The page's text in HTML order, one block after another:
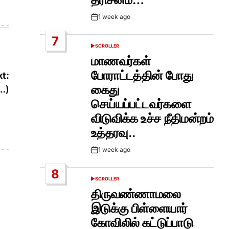
Post1 week ago
7
POSTED
SCROLLER
மாணவர்கள்
போராட்டத்தின் போது
கைது
செய்யப்பட்டவர்களை
விடுவிக்க உச்ச நீதிமன்றம்
உத்தரவு..
Post1 week ago
8
POSTED
SCROLLER
திருவண்ணாமலை
இடுக்கு பிள்ளையார்
கோவிலில் கட்டுப்பாடு